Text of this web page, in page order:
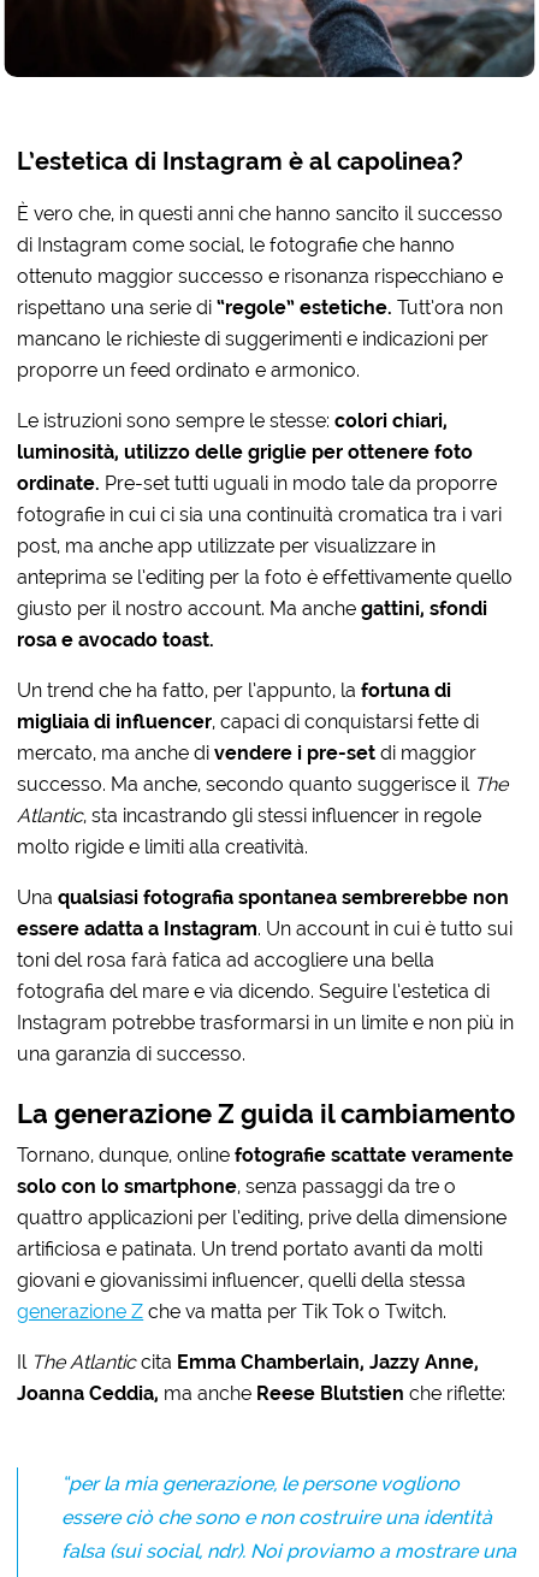
L’estetica di Instagram è al capolinea?
È vero che, in questi anni che hanno sancito il successo
di Instagram come social, le fotografie che hanno
ottenuto maggior successo e risonanza rispecchiano e
rispettano una serie di“regole” estetiche. Tutt’ora non
mancano le richieste di suggerimenti e indicazioni per
proporre un feed ordinato e armonico.
Le istruzioni sono sempre le stesse:colori chiari,
luminosità, utilizzo delle griglie per ottenere foto
ordinate. Pre-set tutti uguali in modo tale da proporre
fotografie in cui ci sia una continuità cromatica tra i vari
post, ma anche app utilizzate per visualizzare in
anteprima se l’editing per la foto è effettivamente quello
giusto per il nostro account. Ma anchegattini, sfondi
rosa e avocado toast.
Un trend che ha fatto, per l’appunto, la fortuna di
migliaia di influencer, capaci di conquistarsi fette di
mercato, ma anche divendere i pre-setdi maggior
successo. Ma anche, secondo quanto suggerisce il The
Atlantic, sta incastrando gli stessi influencer in regole
molto rigide e limiti alla creatività.
Unaqualsiasi fotografia spontanea sembrerebbe non
essere adatta a Instagram. Un account in cui è tutto sui
toni del rosa farà fatica ad accogliere una bella
fotografia del mare e via dicendo. Seguire l’estetica di
Instagram potrebbe trasformarsi in un limite e non più in
una garanzia di successo.
La generazione Z guida il cambiamento
Tornano, dunque, onlinefotografie scattate veramente
solo con lo smartphone, senza passaggi da tre o
quattro applicazioni per l’editing, prive della dimensione
artificiosa e patinata. Un trend portato avanti da molti
giovani e giovanissimi influencer, quelli della stessa
generazione Z che va matta per Tik Tok o Twitch.
Il The Atlanticcita Emma Chamberlain, Jazzy Anne,
Joanna Ceddia, ma anche Reese Blutstien che riflette:
“per la mia generazione, le persone vogliono
essere ciò che sono e non costruire una identità
falsa (sui social, ndr). Noi proviamo a mostrare una